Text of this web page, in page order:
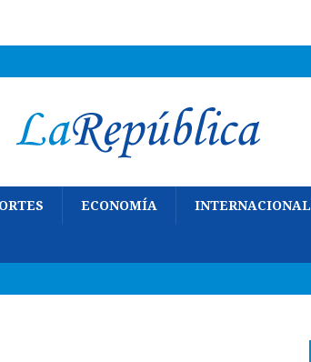
ECONOMÍA INTERNACIONAL